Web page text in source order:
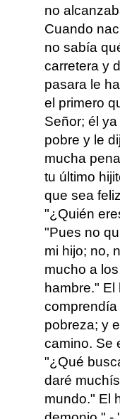
no
Cuando
no sabía
carretera y
pasara le
el primero
Señor; él
pobre y le
mucha
tu último
que sea
"¿Quién
"Pues no
mi hijo; no,
mucho a
hambre." El
pobreza; y
camino. Se
"¿Qué
daré
mundo." El